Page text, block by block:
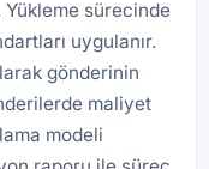
Yükleme sürecinde
uygulanır.
gönderinin
maliyet
modeli